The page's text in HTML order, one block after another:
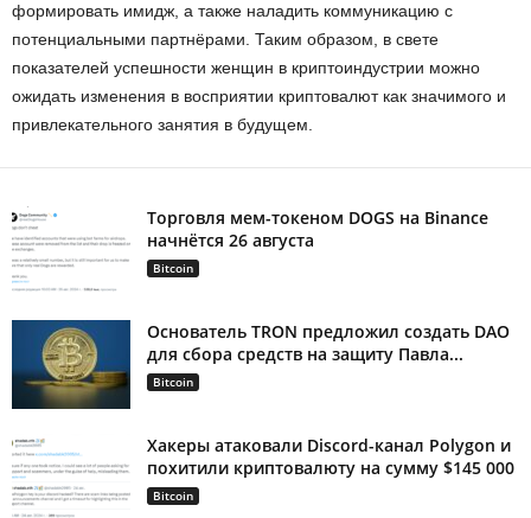
формировать имидж, а также наладить коммуникацию с
потенциальными партнёрами. Таким образом, в свете
показателей успешности женщин в криптоиндустрии можно
ожидать изменения в восприятии криптовалют как значимого и
привлекательного занятия в будущем.
Торговля мем-токеном DOGS на Binance
начнётся 26 августа
Bitcoin
Основатель TRON предложил создать DAO
для сбора средств на защиту Павла...
Bitcoin
Хакеры атаковали Discord-канал Polygon и
похитили криптовалюту на сумму $145 000
Bitcoin